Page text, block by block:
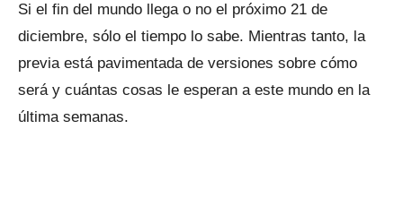
Si el fin del mundo llega o no el próximo 21 de
diciembre, sólo el tiempo lo sabe. Mientras tanto, la
previa está pavimentada de versiones sobre cómo
será y cuántas cosas le esperan a este mundo en la
última semanas.